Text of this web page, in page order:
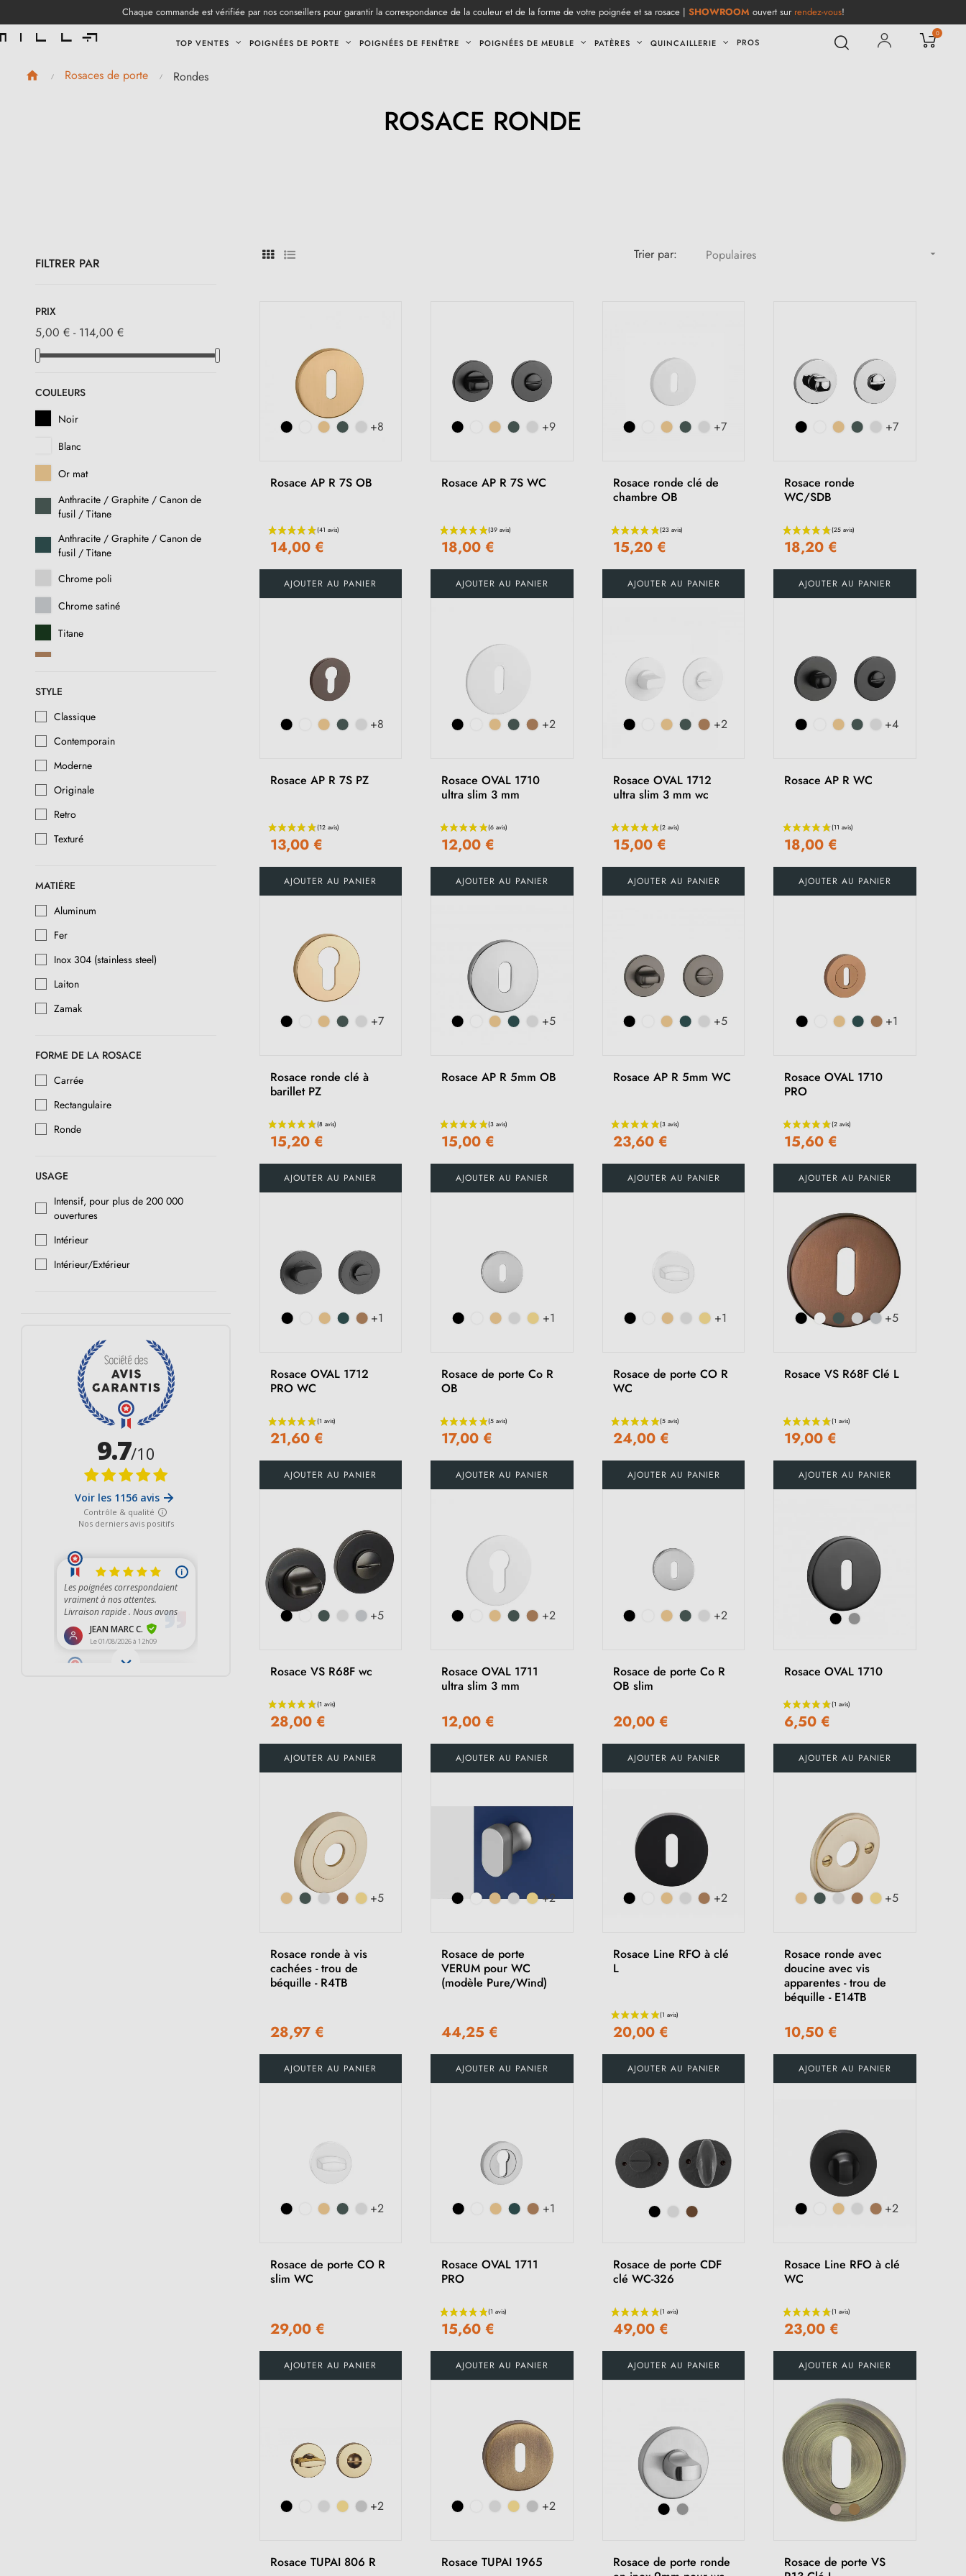
Chaque commande est vérifiée par nos conseillers pour garantir la correspondance de la couleur et de la forme de votre poignée et sa rosace | SHOWROOM ouvert sur rendez-vous!
TOP VENTES POIGNÉES DE PORTE POIGNÉES DE FENÊTRE POIGNÉES DE MEUBLE PATÈRES QUINCAILLERIE PROS
0
Rosaces de porte Rondes
ROSACE RONDE
FILTRER PAR
PRIX
5,00 € - 114,00 €
COULEURS
Noir
Blanc
Or mat
Anthracite / Graphite / Canon de
fusil / Titane
Anthracite / Graphite / Canon de
fusil / Titane
Chrome poli
Chrome satiné
Titane
Or poli
Chrome laqué
Chrome brossé
Or antique
Or satiné
Nickel laqué
Argent antique
Patine antique mat
Laiton antique
Acier inoxydable
Patinée
Fer Vieilli
Bronze blanc
Métal brut
Bronze blanc satiné
Bronze brut poli
Or Poli
Multicouleur
Laiton Poli Verni
Anthracite
Perle argentée
Chocolat
Marron clair
Marron
Brun foncé mat
STYLE
Classique
Contemporain
Moderne
Originale
Retro
Texturé
MATIÈRE
Aluminum
Fer
Inox 304 (stainless steel)
Laiton
Zamak
FORME DE LA ROSACE
Carrée
Rectangulaire
Ronde
USAGE
Intensif, pour plus de 200 000
ouvertures
Intérieur
Intérieur/Extérieur
Trier par: Populaires 
+8
Rosace AP R 7S OB
(41 avis)
14,00 €
AJOUTER AU PANIER
+9
Rosace AP R 7S WC
(39 avis)
18,00 €
AJOUTER AU PANIER
+7
Rosace ronde clé de
chambre OB
15,20 €
AJOUTER AU PANIER
+7
Rosace ronde
WC/SDB
18,20 €
AJOUTER AU PANIER
+8
Rosace AP R 7S PZ
13,00 €
AJOUTER AU PANIER
+2
Rosace OVAL 1710
ultra slim 3 mm
12,00 €
AJOUTER AU PANIER
+2
Rosace OVAL 1712
ultra slim 3 mm wc
15,00 €
AJOUTER AU PANIER
+4
Rosace AP R WC
18,00 €
AJOUTER AU PANIER
+7
Rosace ronde clé à
barillet PZ
(8 avis)
15,20 €
AJOUTER AU PANIER
+5
Rosace AP R 5mm OB
(3 avis)
15,00 €
AJOUTER AU PANIER
+5
Rosace AP R 5mm WC
23,60 €
AJOUTER AU PANIER
+1
Rosace OVAL 1710
PRO
15,60 €
AJOUTER AU PANIER
+1
Rosace OVAL 1712
PRO WC
21,60 €
AJOUTER AU PANIER
+1
Rosace de porte Co R
OB
(5 avis)
17,00 €
AJOUTER AU PANIER
+1
Rosace de porte CO R
WC
24,00 €
AJOUTER AU PANIER
+5
Rosace VS R68F Clé L
19,00 €
AJOUTER AU PANIER
+5
Rosace VS R68F wc
28,00 €
AJOUTER AU PANIER
+2
Rosace OVAL 1711
ultra slim 3 mm
12,00 €
AJOUTER AU PANIER
+2
Rosace de porte Co R
OB slim
20,00 €
AJOUTER AU PANIER
Rosace OVAL 1710
6,50 €
AJOUTER AU PANIER
+5
Rosace ronde à vis
cachées - trou de
béquille - R4TB
28,97 €
AJOUTER AU PANIER
+2
Rosace de porte
VERUM pour WC
(modèle Pure/Wind)
44,25 €
AJOUTER AU PANIER
+2
Rosace Line RFO à clé
L
20,00 €
AJOUTER AU PANIER
+5
Rosace ronde avec
doucine avec vis
apparentes - trou de
béquille - E14TB
10,50 €
AJOUTER AU PANIER
+2
Rosace de porte CO R
slim WC
29,00 €
AJOUTER AU PANIER
+1
Rosace OVAL 1711
PRO
15,60 €
AJOUTER AU PANIER
Rosace de porte CDF
clé WC-326
49,00 €
AJOUTER AU PANIER
+2
Rosace Line RFO à clé
WC
23,00 €
AJOUTER AU PANIER
+2
Rosace TUPAI 806 R
+2
Rosace TUPAI 1965
Rosace de porte ronde
Rosace de porte VS